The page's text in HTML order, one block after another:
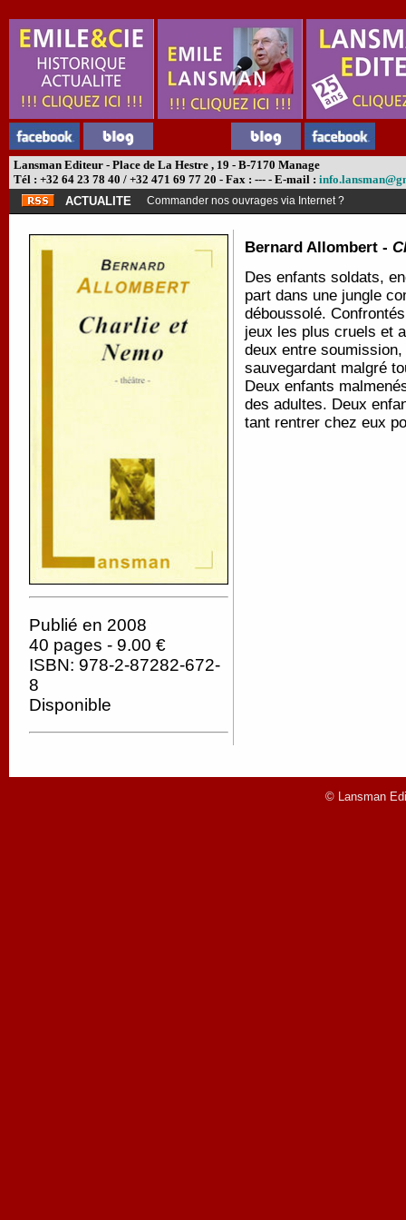
Lansman Editeur - Place de La Hestre , 19 - B-7170 Manage
Tél : +32 64 23 78 40 / +32 471 69 77 20 - Fax : --- - E-mail :
ACTUALITE
Commander nos ouvrages via Internet ?
Publié en 2008
40 pages - 9.00 €
ISBN: 978-2-87282-672-
8
Disponible
Bernard Allombert -
Des enfants soldats,
part dans une jungle
déboussolé.
jeux les plus cruels et
deux entre
sauvegardant malgré
Deux enfants
des adultes. Deux
tant rentrer chez eux
© Lansman